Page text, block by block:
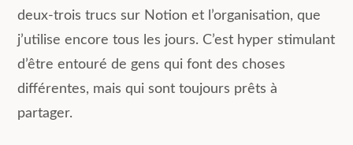
deux-trois trucs sur Notion et l’organisation, que
j’utilise encore tous les jours. C’est hyper stimulant
d’être entouré de gens qui font des choses
différentes, mais qui sont toujours prêts à
partager.